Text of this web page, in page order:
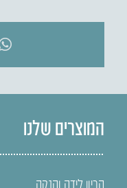
המוצרים שלנו
הריון לידה והנקה